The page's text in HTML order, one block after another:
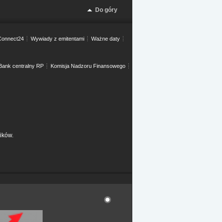
Do góry
Wywiady z emitentami Ważne daty
centralny RP Komisja Nadzoru Finansowego